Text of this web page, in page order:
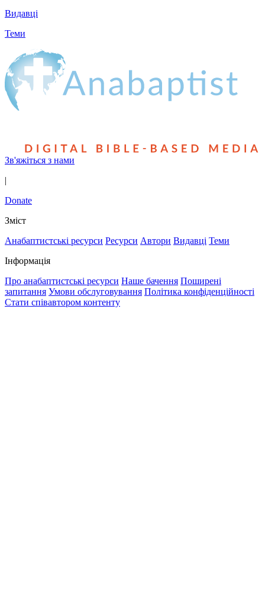
Видавці
Теми
Зв'яжіться з нами
|
Donate
Зміст
Анабаптистські ресурси Ресурси Автори Видавці Теми
Інформація
Про анабаптистські ресурси Наше бачення Поширені
запитання Умови обслуговування Політика конфіденційності
Стати співавтором контенту